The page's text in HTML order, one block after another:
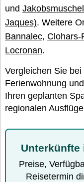
und
Jaques). Weitere
Bannalec, Clohars-
Locronan.
Vergleichen Sie
Ferienwohnung
Ihren geplanten
regionalen
Unterkünfte
Preise,
Reisetermin